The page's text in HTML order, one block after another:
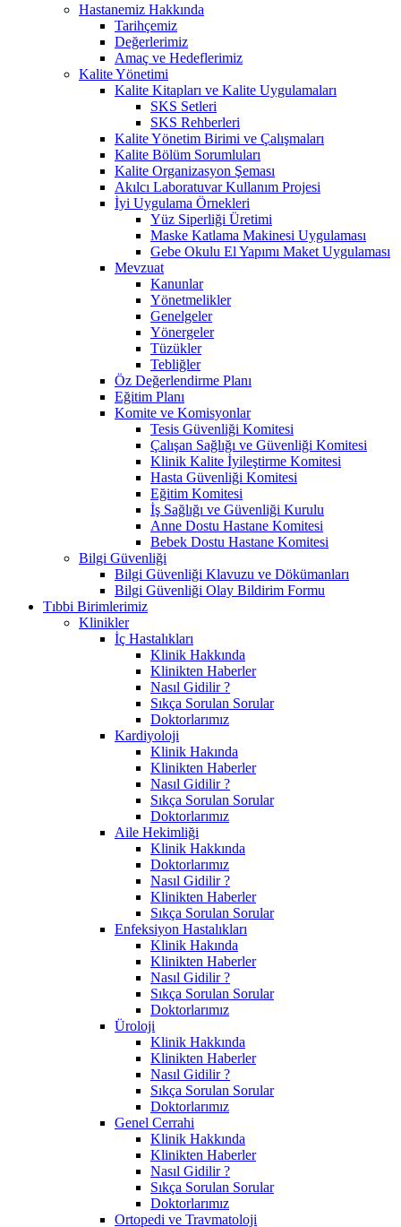
Hastanemiz Hakkında
Tarihçemiz
Değerlerimiz
Amaç ve Hedeflerimiz
Kalite Yönetimi
Kalite Kitapları ve Kalite Uygulamaları
SKS Setleri
SKS Rehberleri
Kalite Yönetim Birimi ve Çalışmaları
Kalite Bölüm Sorumluları
Kalite Organizasyon Şeması
Akılcı Laboratuvar Kullanım Projesi
İyi Uygulama Örnekleri
Yüz Siperliği Üretimi
Maske Katlama Makinesi Uygulaması
Gebe Okulu El Yapımı Maket Uygulaması
Mevzuat
Kanunlar
Yönetmelikler
Genelgeler
Yönergeler
Tüzükler
Tebliğler
Öz Değerlendirme Planı
Eğitim Planı
Komite ve Komisyonlar
Tesis Güvenliği Komitesi
Çalışan Sağlığı ve Güvenliği Komitesi
Klinik Kalite İyileştirme Komitesi
Hasta Güvenliği Komitesi
Eğitim Komitesi
İş Sağlığı ve Güvenliği Kurulu
Anne Dostu Hastane Komitesi
Bebek Dostu Hastane Komitesi
Bilgi Güvenliği
Bilgi Güvenliği Klavuzu ve Dökümanları
Bilgi Güvenliği Olay Bildirim Formu
Tıbbi Birimlerimiz
Klinikler
İç Hastalıkları
Klinik Hakkında
Klinikten Haberler
Nasıl Gidilir ?
Sıkça Sorulan Sorular
Doktorlarımız
Kardiyoloji
Klinik Hakında
Klinikten Haberler
Nasıl Gidilir ?
Sıkça Sorulan Sorular
Doktorlarımız
Aile Hekimliği
Klinik Hakkında
Doktorlarımız
Nasıl Gidilir ?
Klinikten Haberler
Sıkça Sorulan Sorular
Enfeksiyon Hastalıkları
Klinik Hakında
Klinikten Haberler
Nasıl Gidilir ?
Sıkça Sorulan Sorular
Doktorlarımız
Üroloji
Klinik Hakkında
Klinikten Haberler
Nasıl Gidilir ?
Sıkça Sorulan Sorular
Doktorlarımız
Genel Cerrahi
Klinik Hakkında
Klinikten Haberler
Nasıl Gidilir ?
Sıkça Sorulan Sorular
Doktorlarımız
Ortopedi ve Travmatoloji